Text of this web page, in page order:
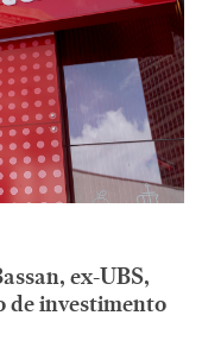
ex-UBS,
de investimento